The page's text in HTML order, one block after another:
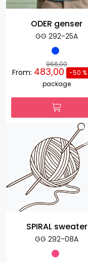
ODER genser
GG 292-25A
966,00
From: 483,00 -50 %
package
SPIRAL sweater
GG 292-08A